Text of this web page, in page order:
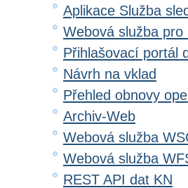
Aplikace Služba
Webová služba
Přihlašovací portál
Návrh na vklad
Přehled obnovy
Archiv-Web
Webová služba
Webová služba
REST API dat KN